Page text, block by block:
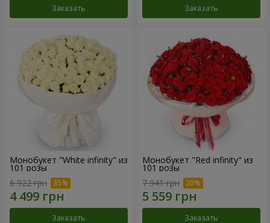
Заказать Заказать
Монобукет "White infinity" из
101 розы
6 922 грн
Заказать
Монобукет "Red infinity" из
101 розы
7 941 грн
Заказать